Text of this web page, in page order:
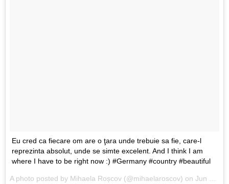
Eu cred ca fiecare om are o ţara unde trebuie sa fie, care-l
reprezinta absolut, unde se simte excelent. And I think I am
where I have to be right now :) #Germany #country #beautiful
A photo posted by Mihaela Roșcov (@mihaelaroscov) on Jun 17, 2015 at 1:27pm PDT